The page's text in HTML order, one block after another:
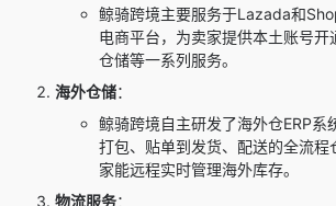
鲸骑跨境主要服务于Lazada和
电商平台，为卖家提供本土账号开
仓储等一系列服务。
海外仓储：
鲸骑跨境自主研发了海外仓ERP系
打包、贴单到发货、配送的全流程
家能远程实时管理海外库存。
物流服务：